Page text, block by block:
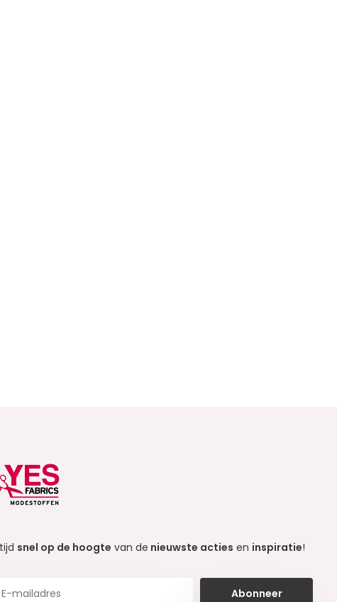
snel op de hoogte van de nieuwste acties en inspiratie!
Abonneer